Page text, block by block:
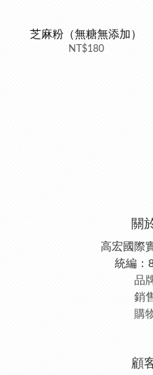
芝麻粉（無糖無添加）
NT$180
關
高宏國際
統編：
品
銷
購
顧